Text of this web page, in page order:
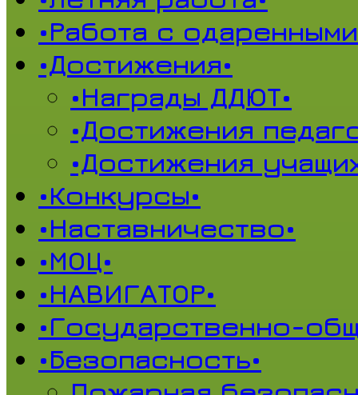
•Работа с
•Достижения•
•Награды ДДЮТ•
•Достижения
•Достижения
•Конкурсы•
•Наставничество•
•МОЦ•
•НАВИГАТОР•
•Государственно-
•Безопасность•